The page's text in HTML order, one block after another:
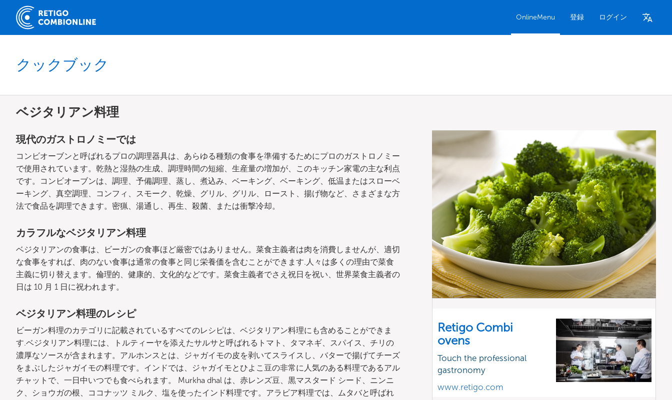
OnlineMenu 登録 ログイン
クックブック
ベジタリアン料理
現代のガストロノミーでは
コンビオーブンと呼ばれるプロの調理器具は、あらゆる種類の食事を準備するためにプロのガストロノミー
で使用されています。乾熱と湿熱の生成、調理時間の短縮、生産量の増加が、このキッチン家電の主な利点
です。コンビオーブンは、調理、予備調理、蒸し、煮込み、ベーキング、ベーキング、低温またはスローベ
ーキング、真空調理、コンフィ、スモーク、乾燥、グリル、グリル、ロースト、揚げ物など、さまざまな方
法で食品を調理できます。密猟、湯通し、再生、殺菌、または衝撃冷却。
カラフルなベジタリアン料理
ベジタリアンの食事は、ビーガンの食事ほど厳密ではありません。菜食主義者は肉を消費しませんが、適切
な食事をすれば、肉のない食事は通常の食事と同じ栄養価を含むことができます.人々は多くの理由で菜食
主義に切り替えます。倫理的、健康的、文化的などです。菜食主義者でさえ祝日を祝い、世界菜食主義者の
日は 10 月 1 日に祝われます。
ベジタリアン料理のレシピ
ビーガン料理のカテゴリに記載されているすべてのレシピは、ベジタリアン料理にも含めることができま
す.ベジタリアン料理には、トルティーヤを添えたサルサと呼ばれるトマト、タマネギ、スパイス、チリの
濃厚なソースが含まれます。アルホンスとは、ジャガイモの皮を剥いてスライスし、バターで揚げてチーズ
をまぶしたジャガイモの料理です。インドでは、ジャガイモとひよこ豆の非常に人気のある料理であるアル
チャットで、一日中いつでも食べられます。 Murkha dhal は、赤レンズ豆、黒マスタード シード、ニンニ
ク、ショウガの根、ココナッツ ミルク、塩を使ったインド料理です。アラビア料理では、ムタバと呼ばれ
Retigo Combi
ovens
Touch the professional
gastronomy
www.retigo.com